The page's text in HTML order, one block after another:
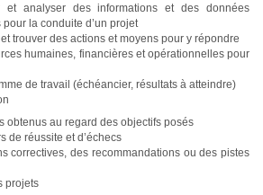
et analyser des informations et des données
la conduite d’un projet
trouver des actions et moyens pour y répondre
humaines, financières et opérationnelles pour
de travail (échéancier, résultats à atteindre)
obtenus au regard des objectifs posés
de réussite et d’échecs
correctives, des recommandations ou des pistes
projets